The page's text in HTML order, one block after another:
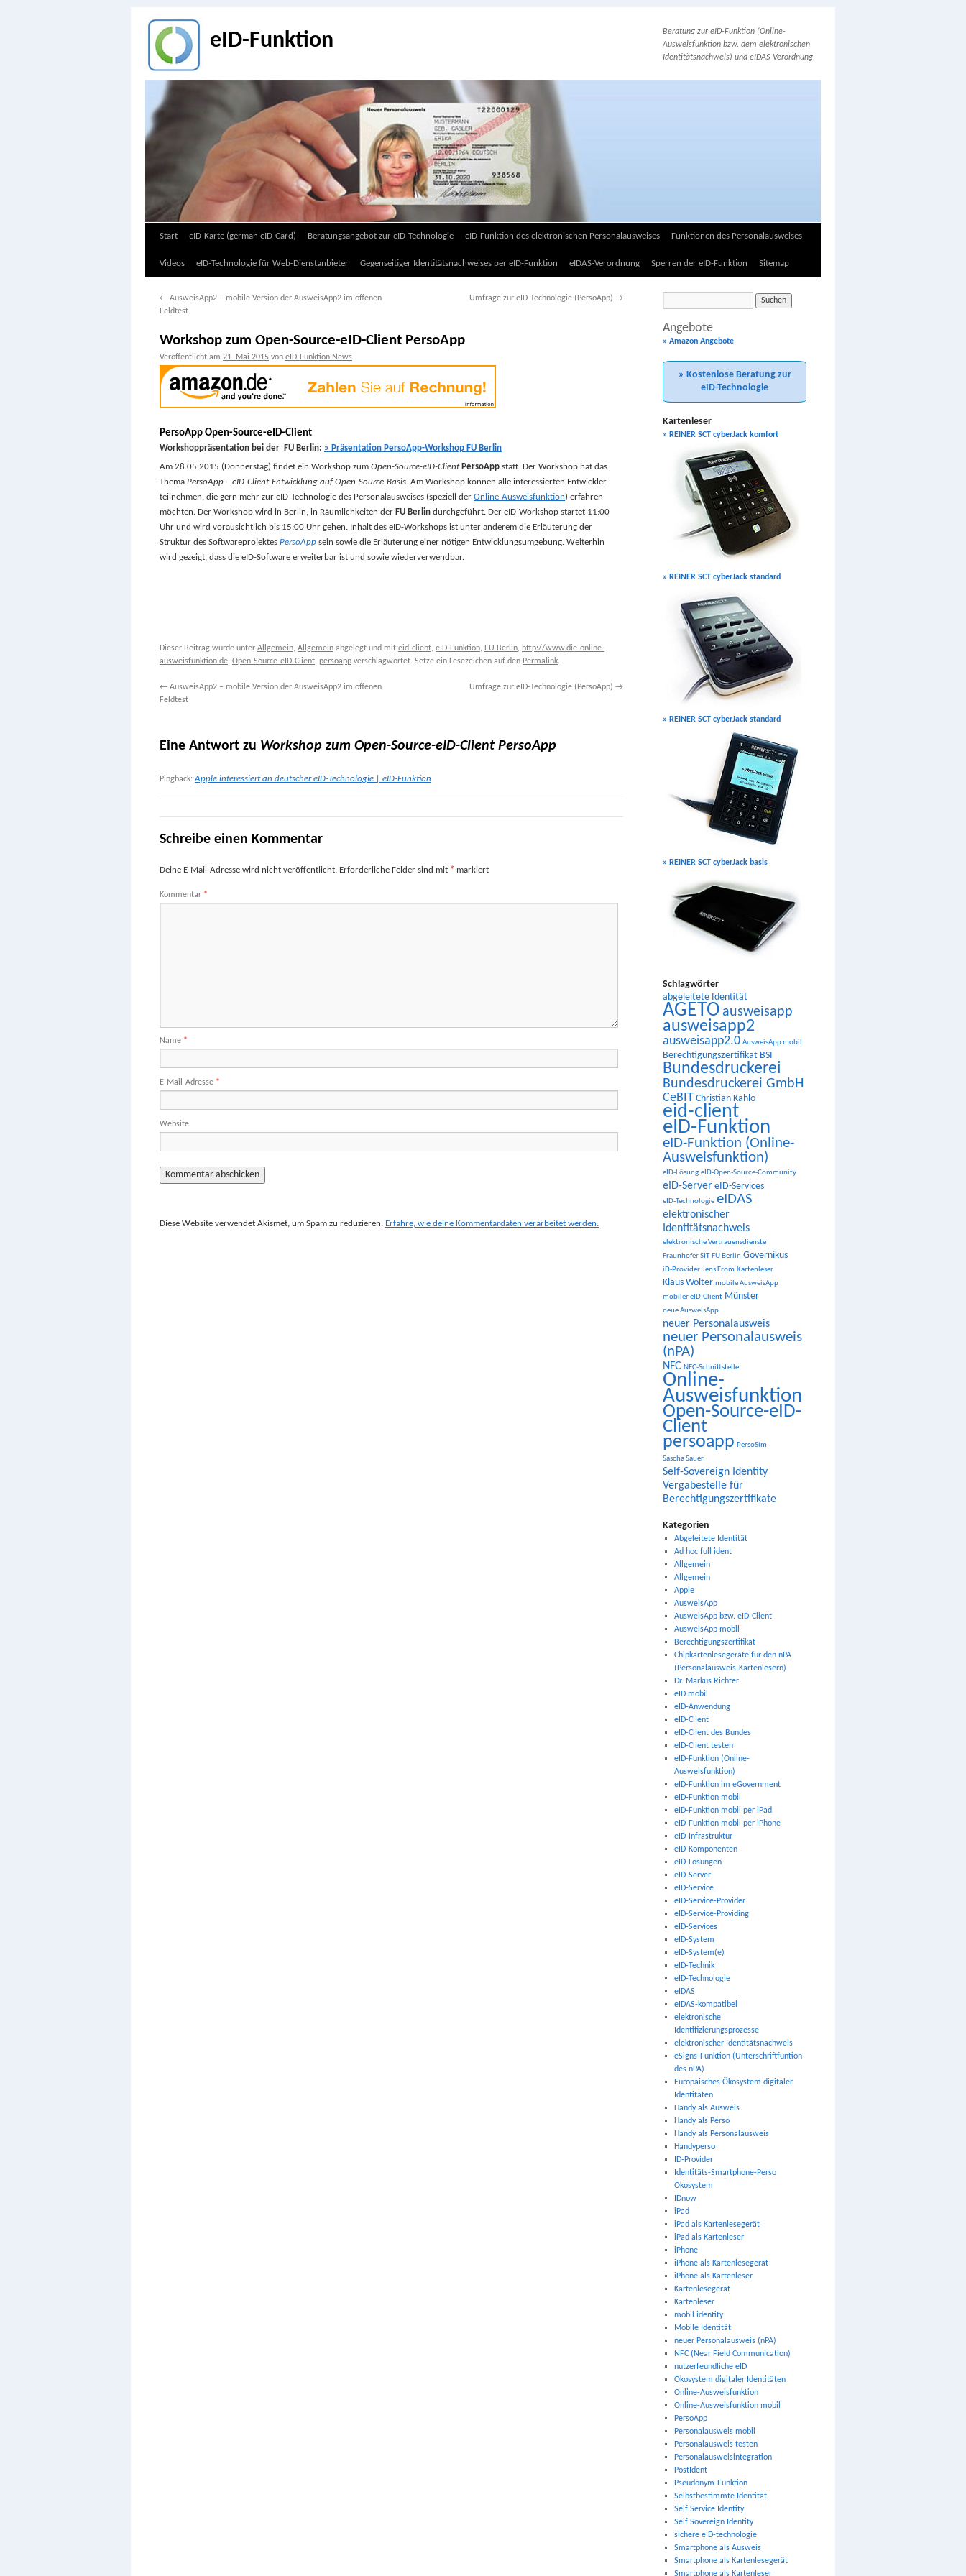
eID-Funktion
Beratung zur eID-Funktion (Online-
Ausweisfunktion bzw. dem elektronischen
Identitätsnachweis) und eIDAS-Verordnung
Zum
Inhalt
Start eID-Karte (german eID-Card) Beratungsangebot zur eID-Technologie eID-Funktion des elektronischen Personalausweises Funktionen des Personalausweises
Videos eID-Technologie für Web-Dienstanbieter Gegenseitiger Identitätsnachweises per eID-Funktion eIDAS-Verordnung Sperren der eID-Funktion Sitemap
← AusweisApp2 – mobile Version der AusweisApp2 im offenen
Feldtest
Umfrage zur eID-Technologie (PersoApp) →
Workshop zum Open-Source-eID-Client PersoApp
Veröffentlicht am 21. Mai 2015 von eID-Funktion News
PersoApp Open-Source-eID-Client
Workshoppräsentation bei der FU Berlin: » Präsentation PersoApp-Workshop FU Berlin
Am 28.05.2015 (Donnerstag) findet ein Workshop zum Open-Source-eID-Client PersoApp statt. Der Workshop hat das
Thema PersoApp – eID-Client-Entwicklung auf Open-Source-Basis. Am Workshop können alle interessierten Entwickler
teilnehmen, die gern mehr zur eID-Technologie des Personalausweises (speziell der Online-Ausweisfunktion) erfahren
möchten. Der Workshop wird in Berlin, in Räumlichkeiten der FU Berlin durchgeführt. Der eID-Workshop startet 11:00
Uhr und wird vorausichtlich bis 15:00 Uhr gehen. Inhalt des eID-Workshops ist unter anderem die Erläuterung der
Struktur des Softwareprojektes PersoApp sein sowie die Erläuterung einer nötigen Entwicklungsumgebung. Weiterhin
wird gezeigt, dass die eID-Software erweiterbar ist und sowie wiederverwendbar.
Dieser Beitrag wurde unter Allgemein, Allgemein abgelegt und mit eid-client, eID-Funktion, FU Berlin, http://www.die-online-
ausweisfunktion.de, Open-Source-eID-Client, persoapp verschlagwortet. Setze ein Lesezeichen auf den Permalink.
← AusweisApp2 – mobile Version der AusweisApp2 im offenen
Feldtest
Umfrage zur eID-Technologie (PersoApp) →
Eine Antwort zu Workshop zum Open-Source-eID-Client PersoApp
Pingback:Apple interessiert an deutscher eID-Technologie | eID-Funktion
Schreibe einen Kommentar
Deine E-Mail-Adresse wird nicht veröffentlicht. Erforderliche Felder sind mit * markiert
Kommentar *
Name *
E-Mail-Adresse *
Website
Diese Website verwendet Akismet, um Spam zu reduzieren. Erfahre, wie deine Kommentardaten verarbeitet werden.
Angebote
» Amazon Angebote
» Kostenlose Beratung zur
eID-Technologie
Kartenleser
» REINER SCT cyberJack komfort
» REINER SCT cyberJack standard
» REINER SCT cyberJack standard
» REINER SCT cyberJack basis
Schlagwörter
abgeleitete Identität
AGETO ausweisapp
ausweisapp2
ausweisapp2.0 AusweisApp mobil
Berechtigungszertifikat BSI
Bundesdruckerei
Bundesdruckerei GmbH
CeBIT Christian Kahlo
eid-client
eID-Funktion
eID-Funktion (Online-
Ausweisfunktion)
eID-Lösung eID-Open-Source-Community
eID-Server eID-Services
eID-Technologie eIDAS
elektronischer
Identitätsnachweis
elektronische Vertrauensdienste
Fraunhofer SIT FU Berlin Governikus
iD-Provider Jens From Kartenleser
Klaus Wolter mobile AusweisApp
mobiler eID-Client Münster
neue AusweisApp
neuer Personalausweis
neuer Personalausweis
(nPA)
NFC NFC-Schnittstelle
Online-
Ausweisfunktion
Open-Source-eID-
Client
persoapp PersoSim
Sascha Sauer
Self-Sovereign Identity
Vergabestelle für
Berechtigungszertifikate
Kategorien
Abgeleitete Identität
Ad hoc full ident
Allgemein
Allgemein
Apple
AusweisApp
AusweisApp bzw. eID-Client
AusweisApp mobil
Berechtigungszertifikat
Chipkartenlesegeräte für den nPA
(Personalausweis-Kartenlesern)
Dr. Markus Richter
eID mobil
eID-Anwendung
eID-Client
eID-Client des Bundes
eID-Client testen
eID-Funktion (Online-
Ausweisfunktion)
eID-Funktion im eGovernment
eID-Funktion mobil
eID-Funktion mobil per iPad
eID-Funktion mobil per iPhone
eID-Infrastruktur
eID-Komponenten
eID-Lösungen
eID-Server
eID-Service
eID-Service-Provider
eID-Service-Providing
eID-Services
eID-System
eID-System(e)
eID-Technik
eID-Technologie
eIDAS
eIDAS-kompatibel
elektronische
Identifizierungsprozesse
elektronischer Identitätsnachweis
eSigns-Funktion (Unterschriftfuntion
des nPA)
Europäisches Ökosystem digitaler
Identitäten
Handy als Ausweis
Handy als Perso
Handy als Personalausweis
Handyperso
ID-Provider
Identitäts-Smartphone-Perso
Ökosystem
IDnow
iPad
iPad als Kartenlesegerät
iPad als Kartenleser
iPhone
iPhone als Kartenlesegerät
iPhone als Kartenleser
Kartenlesegerät
Kartenleser
mobil identity
Mobile Identität
neuer Personalausweis (nPA)
NFC (Near Field Communication)
nutzerfeundliche eID
Ökosystem digitaler Identitäten
Online-Ausweisfunktion
Online-Ausweisfunktion mobil
PersoApp
Personalausweis mobil
Personalausweis testen
Personalausweisintegration
PostIdent
Pseudonym-Funktion
Selbstbestimmte Identität
Self Service Identity
Self Sovereign Identity
sichere eID-technologie
Smartphone als Ausweis
Smartphone als Kartenlesegerät
Smartphone als Kartenleser